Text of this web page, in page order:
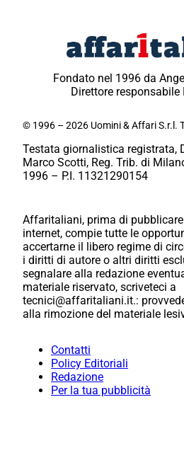
Fondato nel 1996 da
Direttore
© 1996 – 2026 Uomini & Affari S.r.l.
Testata giornalistica registrata,
Marco Scotti, Reg. Trib. di
1996 – P.I. 11321290154
Affaritaliani, prima di
internet, compie tutte le
accertarne il libero regime di
i diritti di autore o altri diritti
segnalare alla redazione
materiale riservato, scriveteci a
tecnici@affaritaliani.it.:
alla rimozione del materiale
Contatti
Policy Editoriali
Redazione
Per la tua pubblicità